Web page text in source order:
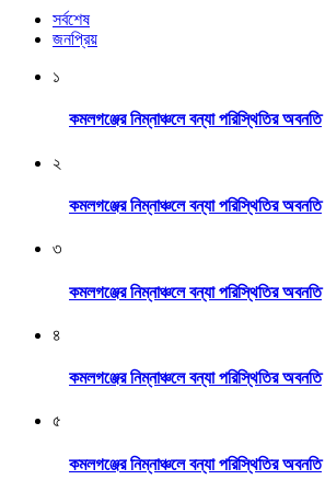
সর্বশেষ
জনপ্রিয়
১
কমলগঞ্জের নিম্নাঞ্চলে বন্যা পরিস্থিতির অবনতি
২
কমলগঞ্জের নিম্নাঞ্চলে বন্যা পরিস্থিতির অবনতি
৩
কমলগঞ্জের নিম্নাঞ্চলে বন্যা পরিস্থিতির অবনতি
৪
কমলগঞ্জের নিম্নাঞ্চলে বন্যা পরিস্থিতির অবনতি
৫
কমলগঞ্জের নিম্নাঞ্চলে বন্যা পরিস্থিতির অবনতি